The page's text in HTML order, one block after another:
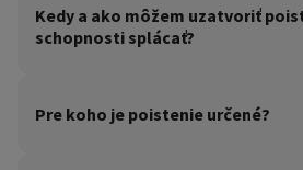
Kedy a ako môžem uzatvoriť
schopnosti splácať?
vybavovaní úveru.
Pre koho je poistenie určené?